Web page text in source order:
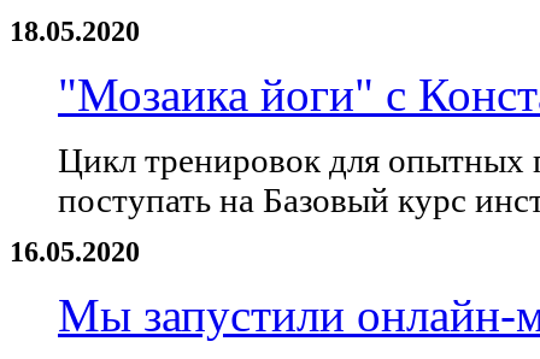
18.05.2020
"Мозаика йоги" с
Цикл тренировок для опытных
поступать на Базовый курс
16.05.2020
Мы запустили онлайн-